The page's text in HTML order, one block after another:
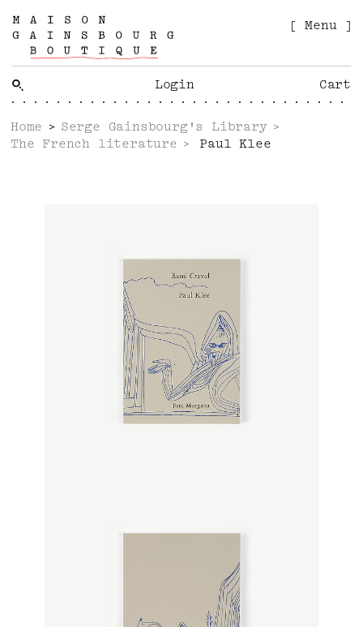
Login Cart
[ Menu ]
Home
Serge Gainsbourg's Library
The French literature
Paul Klee